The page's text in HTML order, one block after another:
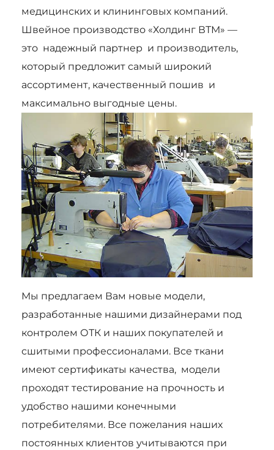
медицинских и клининговых компаний.
Швейное производство «Холдинг ВТМ» —
это надежный партнер и производитель,
который предложит самый широкий
ассортимент, качественный пошив и
максимально выгодные цены.
Мы предлагаем Вам новые модели,
разработанные нашими дизайнерами под
контролем ОТК и наших покупателей и
сшитыми профессионалами. Все ткани
имеют сертификаты качества, модели
проходят тестирование на прочность и
удобство нашими конечными
потребителями. Все пожелания наших
постоянных клиентов учитываются при